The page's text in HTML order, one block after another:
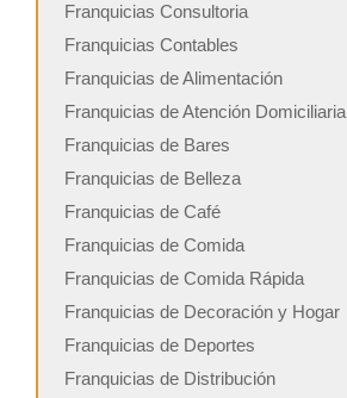
Franquicias Consultoria
Franquicias Contables
Franquicias de Alimentación
Franquicias de Atención Domiciliaria
Franquicias de Bares
Franquicias de Belleza
Franquicias de Café
Franquicias de Comida
Franquicias de Comida Rápida
Franquicias de Decoración y Hogar
Franquicias de Deportes
Franquicias de Distribución